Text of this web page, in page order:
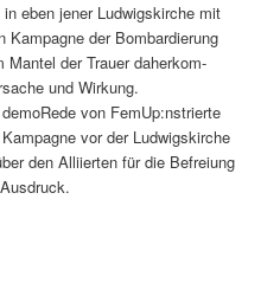
eben jen­er Lud­wigskirche mit
der Bom­bardierung
Man­tel der Trauer daherk­om­
und Wirkung.
von FemUp:nstrierte
vor der Lud­wigskirche
den Alli­ierten für die Befreiung